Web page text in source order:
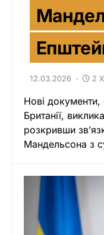
12.03.2026 2
Нові
Британії,
розкривши
Мандельсона з